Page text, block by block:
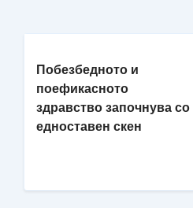
Побезбедното и
поефикаснотo
здравство започнува со
едноставен скен